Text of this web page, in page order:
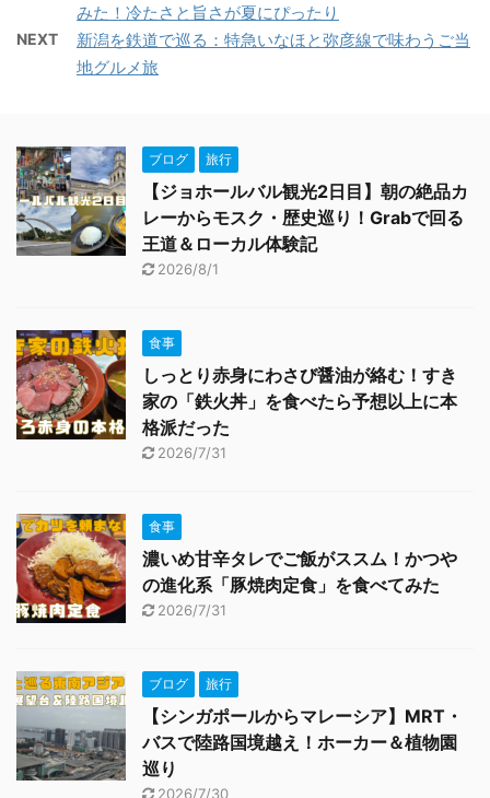
みた！冷たさと旨さが夏にぴったり
NEXT
新潟を鉄道で巡る：特急いなほと弥彦線で味わうご当
地グルメ旅
ブログ 旅行
【ジョホールバル観光2日目】朝の絶品カ
レーからモスク・歴史巡り！Grabで回る
王道＆ローカル体験記
2026/8/1
食事
しっとり赤身にわさび醤油が絡む！すき
家の「鉄火丼」を食べたら予想以上に本
格派だった
2026/7/31
食事
濃いめ甘辛タレでご飯がススム！かつや
の進化系「豚焼肉定食」を食べてみた
2026/7/31
ブログ 旅行
【シンガポールからマレーシア】MRT・
バスで陸路国境越え！ホーカー＆植物園
巡り
2026/7/30